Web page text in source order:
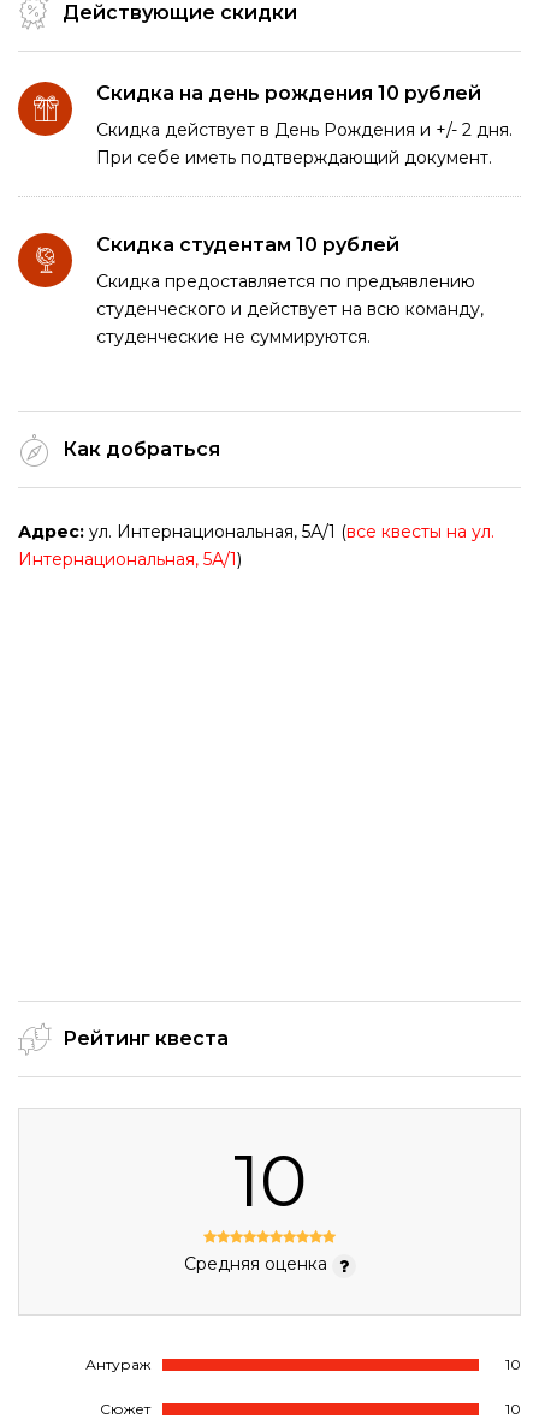
Действующие скидки
Скидка на день рождения 10 рублей
Скидка действует в День Рождения и +/- 2 дня.
При себе иметь подтверждающий документ.
Скидка студентам 10 рублей
Скидка предоставляется по предъявлению
студенческого и действует на всю команду,
студенческие не суммируются.
Как добраться
Адрес: ул. Интернациональная, 5А/1 (все квесты на ул.
Интернациональная, 5А/1)
Рейтинг квеста
10
Средняя оценка
Антураж 10
Сюжет 10